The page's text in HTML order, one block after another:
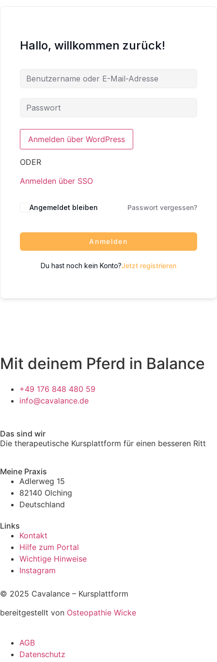
Hallo, willkommen zurück!
ODER
Anmelden über SSO
Angemeldet bleiben Passwort vergessen?
Anmelden
Du hast noch kein Konto?Jetzt registrieren
Mit deinem Pferd in Balance
+49 176 848 480 59
info@cavalance.de
Das sind wir
Die therapeutische Kursplattform für einen besseren Ritt
Meine Praxis
Adlerweg 15
82140 Olching
Deutschland
Links
Kontakt
Hilfe zum Portal
Wichtige Hinweise
Instagram
© 2025 Cavalance – Kursplattform
bereitgestellt von Osteopathie Wicke
AGB
Datenschutz